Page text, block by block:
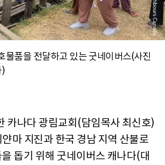
물품을 전달하고 있는 굿네이버스(사진
카나다 광림교회(담임목사 최신호)
마 지진과 한국 경남 지역 산불로
돕기 위해 굿네이버스 캐나다(대